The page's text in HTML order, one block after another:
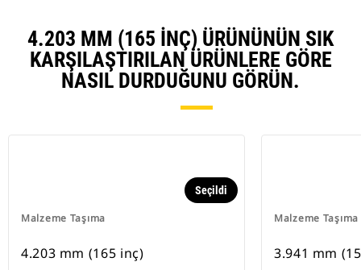
4.203 MM (165 INÇ) ÜRÜNÜNÜN SIK
KARŞILAŞTIRILAN ÜRÜNLERE GÖRE
NASIL DURDUĞUNU GÖRÜN.
Malzeme Taşıma
Seçildi
4.203 mm (165 inç)
Malzeme Taşıma
3.941 mm